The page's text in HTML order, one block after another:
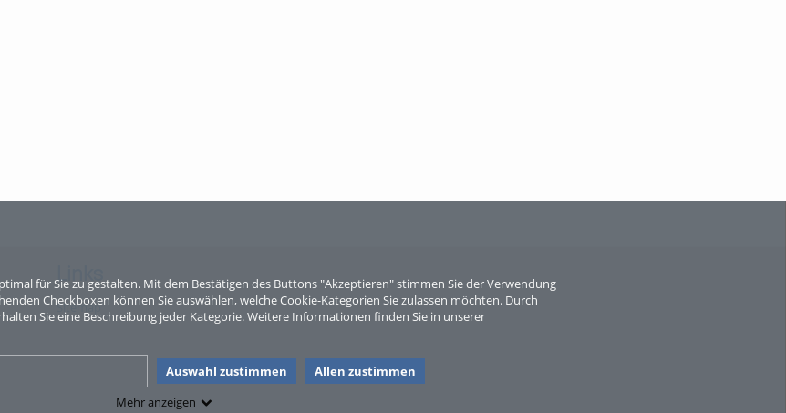
für Sie zu gestalten. Mit dem Bestätigen des Buttons "Akzeptieren" stimmen Sie der Verwendung
Checkboxen können Sie auswählen, welche Cookie-Kategorien Sie zulassen möchten. Durch
Sie eine Beschreibung jeder Kategorie. Weitere Informationen finden Sie in unserer
Auswahl zustimmen
Allen zustimmen
Mehr anzeigen
Sperber
Links
Sitemap